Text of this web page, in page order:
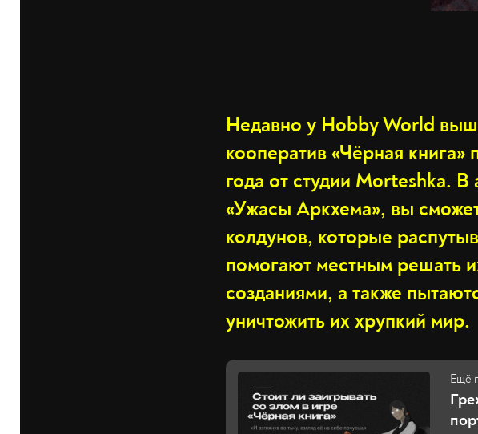
Недавно у Hobby World
кооператив «Чёрная
года от студии Morteshka.
«Ужасы Аркхема», вы
колдунов, которые
помогают местным решать
созданиями, а также
уничтожить их хрупкий мир.